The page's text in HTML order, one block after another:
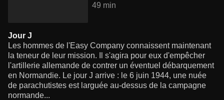
49 min
Jour J
Les hommes de l'Easy Company connaissent maintenant
la teneur de leur mission. Il s'agira pour eux d'empêcher
l'artillerie allemande de contrer un éventuel débarquement
en Normandie. Le jour J arrive : le 6 juin 1944, une nuée
de parachutistes est larguée au-dessus de la campagne
normande...